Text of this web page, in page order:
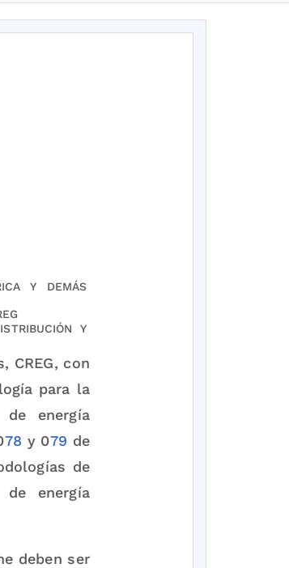
Y DEMÁS
Y
CREG, con
para la
energía
78 y 079 de
de
energía
deben ser